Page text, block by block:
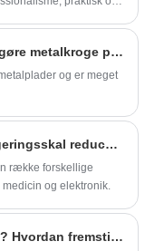
Hvad er den bedste måde at fastgøre metalkroge på?
og er meget
Hvordan kan CNC aluminiumslegeringsskal reducere omkostningerne ved fremstilling?
række forskellige
og elektronik.
Hvad er stempling i bilindustrien? Hvordan fremstilles stempling af bildele?